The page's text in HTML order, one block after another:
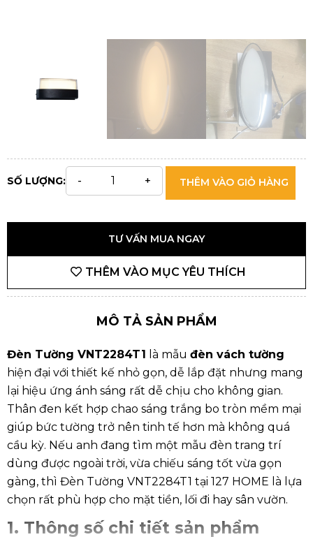
SỐ LƯỢNG: THÊM VÀO GIỎ HÀNG
TƯ VẤN MUA NGAY
THÊM VÀO MỤC YÊU THÍCH
MÔ TẢ SẢN PHẨM
Đèn Tường VNT2284T1 là mẫu đèn vách tường
hiện đại với thiết kế nhỏ gọn, dễ lắp đặt nhưng mang
lại hiệu ứng ánh sáng rất dễ chịu cho không gian.
Thân đen kết hợp chao sáng trắng bo tròn mềm mại
giúp bức tường trở nên tinh tế hơn mà không quá
cầu kỳ. Nếu anh đang tìm một mẫu đèn trang trí
dùng được ngoài trời, vừa chiếu sáng tốt vừa gọn
gàng, thì Đèn Tường VNT2284T1 tại 127 HOME là lựa
chọn rất phù hợp cho mặt tiền, lối đi hay sân vườn.
1. Thông số chi tiết sản phẩm